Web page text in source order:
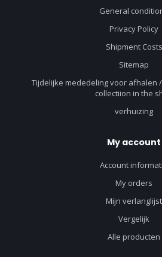
General
Privacy Policy
Shipment Costs
Sitemap
Tijdelijke mededeling voor afhalen
collectiion in the
verhuizing
My account
Account
My orders
Mijn verlanglijst
Vergelijk
Alle producten